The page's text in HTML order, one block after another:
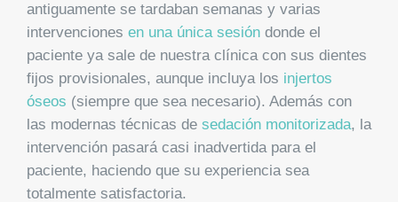
ARTÍCULOS
antiguamente se tardaban semanas y varias
intervenciones en una única sesióndonde el
paciente ya sale de nuestra clínica con sus dientes
fijos provisionales, aunque incluya los injertos
óseos (siempre que sea necesario). Además con
las modernas técnicas de sedación monitorizada, la
intervención pasará casi inadvertida para el
paciente, haciendo que su experiencia sea
totalmente satisfactoria.